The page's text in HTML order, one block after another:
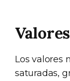
Los valores
saturadas,